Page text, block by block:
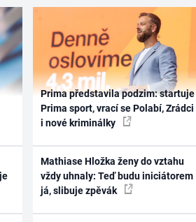
Prima představila podzim: startuje
Prima sport, vrací se Polabí, Zrádci
i nové kriminálky
Mathiase Hložka ženy do vztahu
vždy uhnaly: Teď budu iniciátorem
já, slibuje zpěvák